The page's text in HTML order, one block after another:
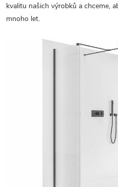
kvalitu našich výrobků a chceme,
mnoho let.